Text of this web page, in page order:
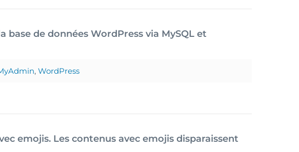
de données WordPress via MySQL et
, WordPress
emojis. Les contenus avec emojis disparaissent